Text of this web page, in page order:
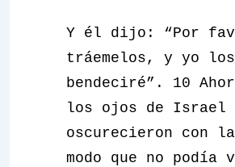
Y él dijo: “Por
tráemelos, y yo los
bendeciré”. 10
los ojos de Israel
oscurecieron con
modo que no podía